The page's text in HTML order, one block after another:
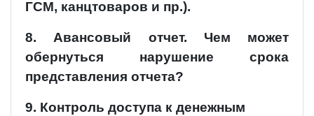
ГСМ, канцтоваров и пр.).
8. Авансовый отчет. Чем может
обернуться нарушение срока
представления отчета?
9. Контроль доступа к денежным